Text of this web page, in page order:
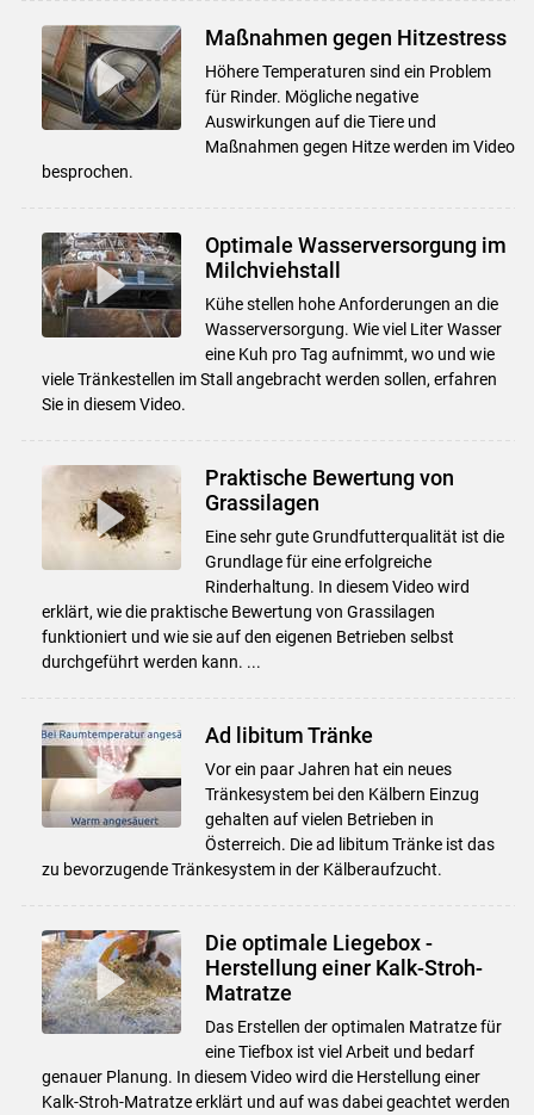
Maßnahmen gegen Hitzestress
Höhere Temperaturen sind ein Problem
für Rinder. Mögliche negative
Auswirkungen auf die Tiere und
Maßnahmen gegen Hitze werden im Video
besprochen.
Optimale Wasserversorgung im
Milchviehstall
Kühe stellen hohe Anforderungen an die
Wasserversorgung. Wie viel Liter Wasser
eine Kuh pro Tag aufnimmt, wo und wie
viele Tränkestellen im Stall angebracht werden sollen, erfahren
Sie in diesem Video.
Praktische Bewertung von
Grassilagen
Eine sehr gute Grundfutterqualität ist die
Grundlage für eine erfolgreiche
Rinderhaltung. In diesem Video wird
erklärt, wie die praktische Bewertung von Grassilagen
funktioniert und wie sie auf den eigenen Betrieben selbst
durchgeführt werden kann. ...
Ad libitum Tränke
Vor ein paar Jahren hat ein neues
Tränkesystem bei den Kälbern Einzug
gehalten auf vielen Betrieben in
Österreich. Die ad libitum Tränke ist das
zu bevorzugende Tränkesystem in der Kälberaufzucht.
Die optimale Liegebox -
Herstellung einer Kalk-Stroh-
Matratze
Das Erstellen der optimalen Matratze für
eine Tiefbox ist viel Arbeit und bedarf
genauer Planung. In diesem Video wird die Herstellung einer
Kalk-Stroh-Matratze erklärt und auf was dabei geachtet werden